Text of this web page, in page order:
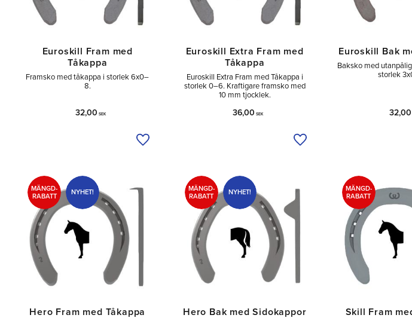
Euroskill Fram med
Tåkappa
Framsko med tåkappa i storlek 6x0–
8.
32,00 SEK
Lägg till i önskelista
Euroskill Extra Fram med
Tåkappa
Euroskill Extra Fram med Tåkappa i
storlek 0–6. Kraftigare framsko med
10 mm tjocklek.
36,00 SEK
Lägg till i önskelista
Euroskill Bak
Baksko med
storlek
32,00
Hero Fram med Tåkappa
MÄNGD-
RABATT
NYHET!
Hero Bak med Sidokappor
MÄNGD-
RABATT
NYHET!
Skill Fram
MÄNGD-
RABATT